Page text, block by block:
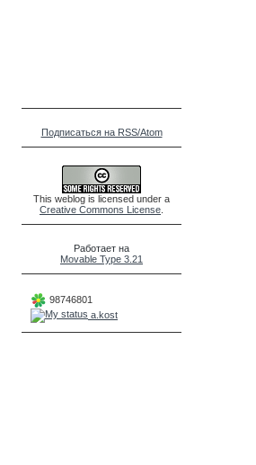
Подписаться на RSS/Atom
This weblog is licensed under a
Creative Commons License
Работает на
Movable Type 3.21
98746801
a.kost